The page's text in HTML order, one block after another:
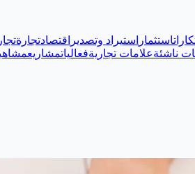
استثمار استيراد وتصدير اقتصادتجارة
ناشئةعلامات تجاريةفعالياتمشاريع